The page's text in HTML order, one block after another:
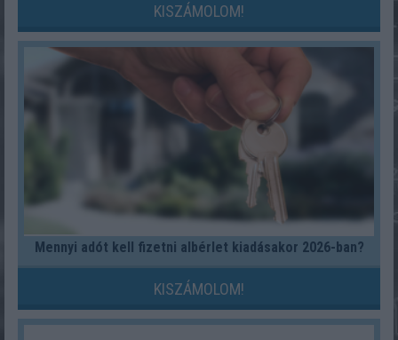
KISZÁMOLOM!
Mennyi adót kell fizetni albérlet kiadásakor 2026-ban?
KISZÁMOLOM!